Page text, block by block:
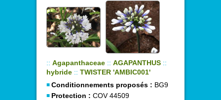
:: Agapanthaceae :: AGAPANTHUS ::
hybride :: TWISTER 'AMBIC001'
Conditionnements proposés : BG9
Protection : COV 44509